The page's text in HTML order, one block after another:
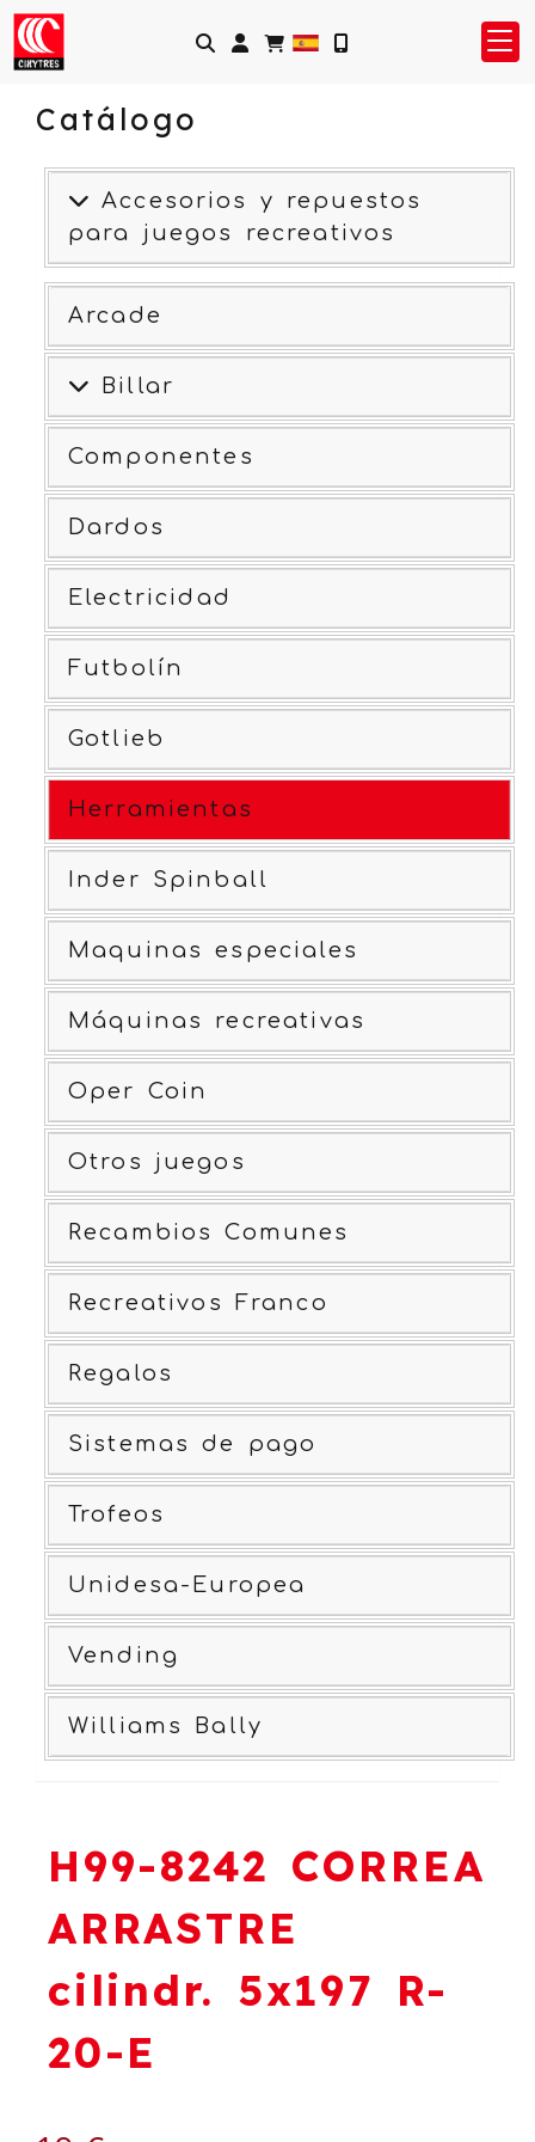
Identifícate
Catálogo
Accesorios y repuestos
para juegos recreativos
Arcade
Billar
Componentes
Dardos
Electricidad
Futbolín
Gotlieb
Herramientas
Inder Spinball
Maquinas especiales
Máquinas recreativas
Oper Coin
Otros juegos
Recambios Comunes
Recreativos Franco
Regalos
Sistemas de pago
Trofeos
Unidesa-Europea
Vending
Williams Bally
H99-8242 CORREA
ARRASTRE
cilindr. 5x197 R-
20-E